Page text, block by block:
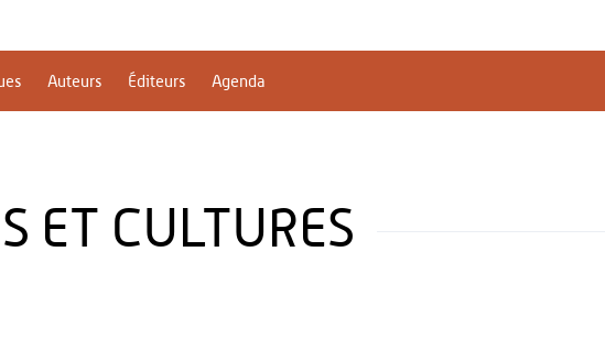
Auteurs Éditeurs Agenda
ET CULTURES